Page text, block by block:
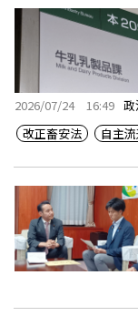
2026/07/24 16:49 政
改正畜安法
自主